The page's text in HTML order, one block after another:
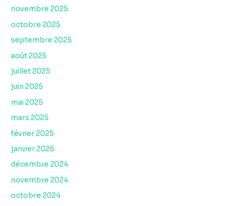
novembre 2025
octobre 2025
septembre 2025
août 2025
juillet 2025
juin 2025
mai 2025
mars 2025
février 2025
janvier 2025
décembre 2024
novembre 2024
octobre 2024